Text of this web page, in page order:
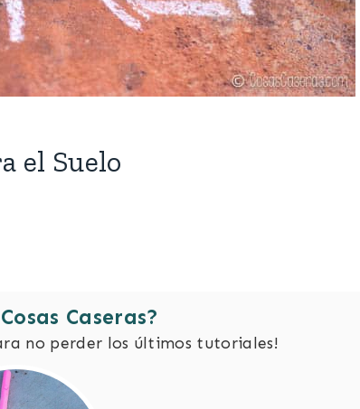
el Suelo
Caseras?
no perder los últimos tutoriales!